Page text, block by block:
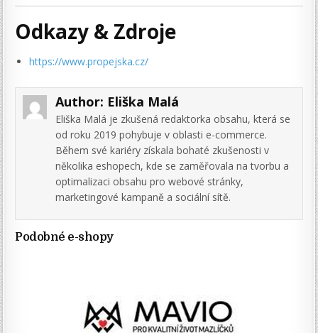
Odkazy & Zdroje
https://www.propejska.cz/
Author: Eliška Malá
Eliška Malá je zkušená redaktorka obsahu, která se
od roku 2019 pohybuje v oblasti e-commerce.
Během své kariéry získala bohaté zkušenosti v
několika eshopech, kde se zaměřovala na tvorbu a
optimalizaci obsahu pro webové stránky,
marketingové kampaně a sociální sítě.
Podobné e-shopy